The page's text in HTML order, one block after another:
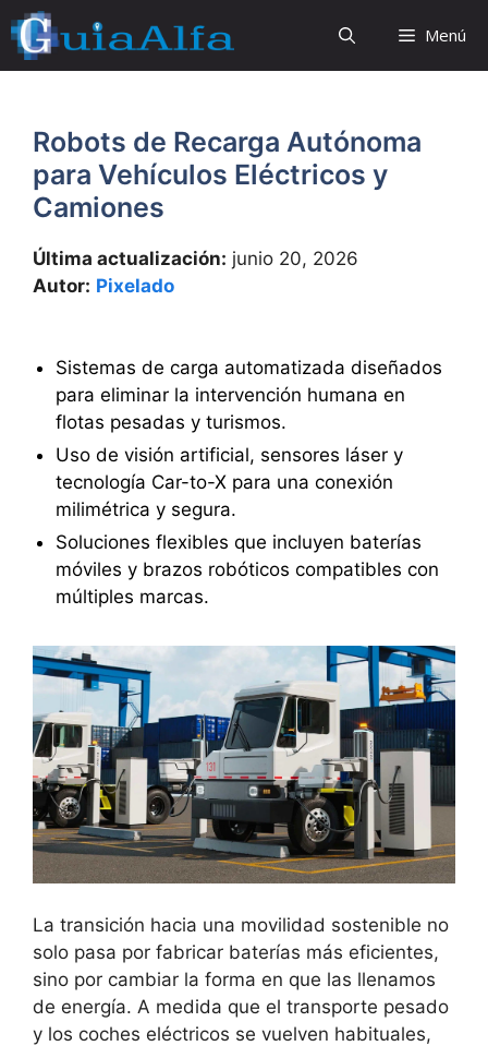
Saltar
al
contenido
Menú
Robots de Recarga Autónoma
para Vehículos Eléctricos y
Camiones
Última actualización: junio 20, 2026
Autor: Pixelado
Sistemas de carga automatizada diseñados
para eliminar la intervención humana en
flotas pesadas y turismos.
Uso de visión artificial, sensores láser y
tecnología Car-to-X para una conexión
milimétrica y segura.
Soluciones flexibles que incluyen baterías
móviles y brazos robóticos compatibles con
múltiples marcas.
La transición hacia una movilidad sostenible no
solo pasa por fabricar baterías más eficientes,
sino por cambiar la forma en que las llenamos
de energía. A medida que el transporte pesado
y los coches eléctricos se vuelven habituales,